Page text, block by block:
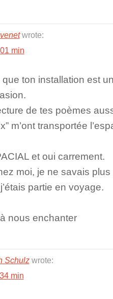
wrote:
min
ton installation est
de tes poèmes
m’ont transportée
et oui carrement.
moi, je ne savais
partie en voyage.
nous enchanter
Schulz wrote:
min